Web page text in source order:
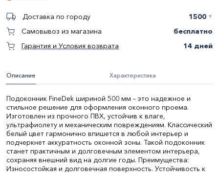
Описание Характеристика
Подоконник FineDek шириной 500 мм – это надежное и
стильное решение для оформления оконного проема.
Изготовлен из прочного ПВХ, устойчив к влаге,
ультрафиолету и механическим повреждениям. Классический
белый цвет гармонично впишется в любой интерьер и
подчеркнет аккуратность оконной зоны. Такой подоконник
станет практичным и долговечным элементом интерьера,
сохраняя внешний вид на долгие годы. Преимущества:
Износостойкая и долговечная поверхность. Устойчивость к
Доставка по городу 1500 〒
Самовывоз из магазина
бесплатно
Гарантия и Условия возврата
14 дней